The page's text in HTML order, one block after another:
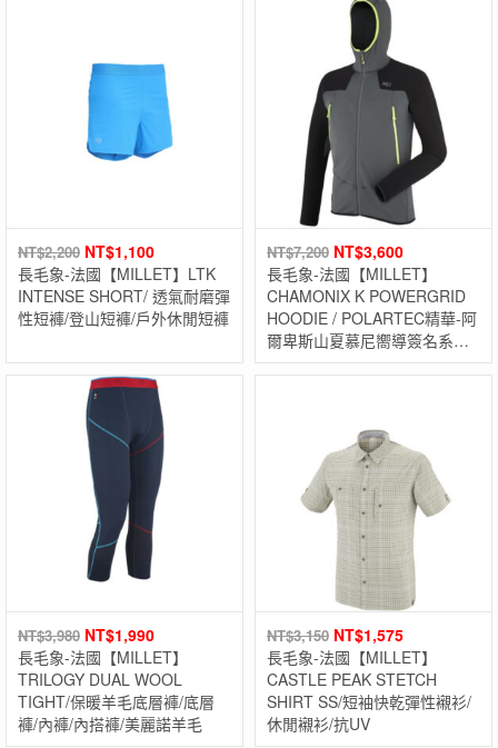
NT$2,200 NT$1,100
長毛象-法國【MILLET】LTK
INTENSE SHORT/ 透氣耐磨彈
性短褲/登山短褲/戶外休閒短褲
NT$7,200 NT$3,600
長毛象-法國【MILLET】
CHAMONIX K POWERGRID
HOODIE / POLARTEC精華-阿
爾卑斯山夏慕尼嚮導簽名系
列!!! 保暖透氣快乾外套
NT$3,980 NT$1,990
長毛象-法國【MILLET】
TRILOGY DUAL WOOL
TIGHT/保暖羊毛底層褲/底層
褲/內褲/內搭褲/美麗諾羊毛
NT$3,150 NT$1,575
長毛象-法國【MILLET】
CASTLE PEAK STETCH
SHIRT SS/短袖快乾彈性襯衫/
休閒襯衫/抗UV